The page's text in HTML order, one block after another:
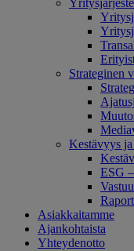
Strateginen
Kestävyys
ESG
Asiakkaitamme
Ajankohtaista
Yhteydenotto